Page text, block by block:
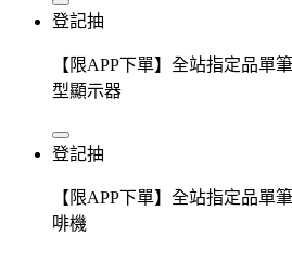
登記抽
【限APP下單】全站指定品單
型顯示器
登記抽
【限APP下單】全站指定品單
啡機